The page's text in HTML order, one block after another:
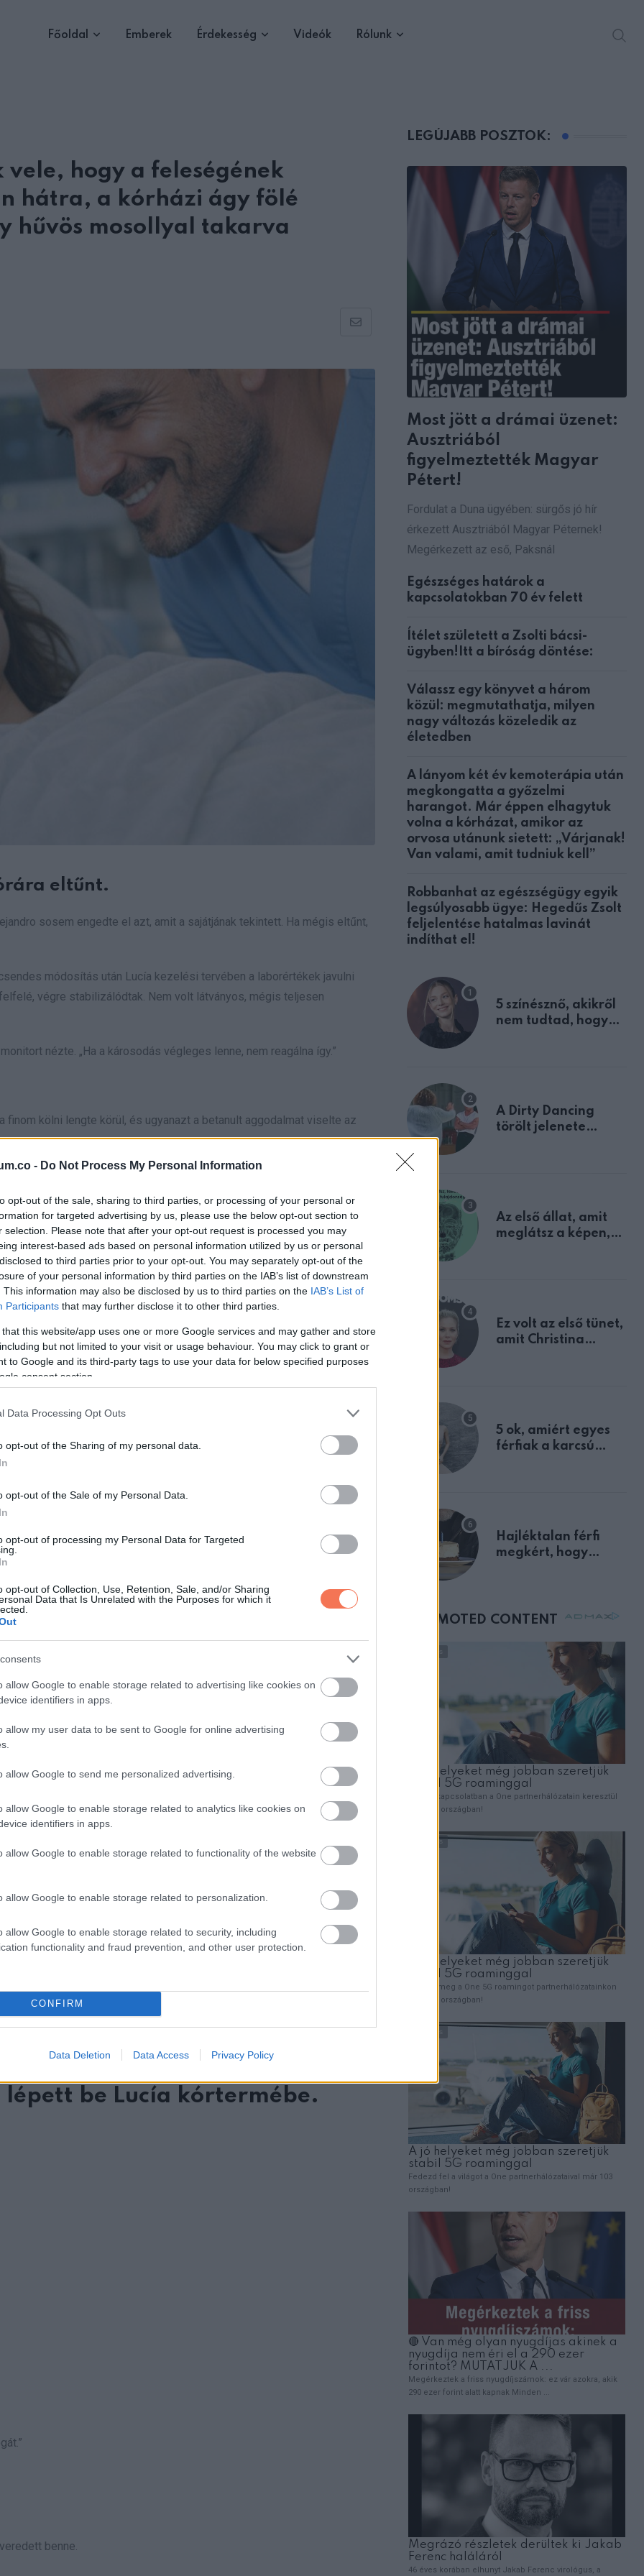
- Do Not Process My Personal Information
opt-out of the sale, sharing to third parties, or processing of your personal or
for targeted advertising by us, please use the below opt-out section to
selection. Please note that after your opt-out request is processed you may
interest-based ads based on personal information utilized by us or personal
to third parties prior to your opt-out. You may separately opt-out of the
of your personal information by third parties on the IAB’s list of downstream
This information may also be disclosed by us to third parties on the IAB’s List of
Participants that may further disclose it to other third parties.
that this website/app uses one or more Google services and may gather and store
but not limited to your visit or usage behaviour. You may click to grant or
to Google and its third-party tags to use your data for below specified purposes
consent section.
Data Processing Opt Outs
opt-out of the Sharing of my personal data.
opt-out of the Sale of my Personal Data.
opt-out of processing my Personal Data for Targeted
opt-out of Collection, Use, Retention, Sale, and/or Sharing
Data that Is Unrelated with the Purposes for which it
allow Google to enable storage related to advertising like cookies on
identifiers in apps.
allow my user data to be sent to Google for online advertising
allow Google to send me personalized advertising.
allow Google to enable storage related to analytics like cookies on
identifiers in apps.
allow Google to enable storage related to functionality of the website
allow Google to enable storage related to personalization.
allow Google to enable storage related to security, including
functionality and fraud prevention, and other user protection.
CONFIRM
Data Deletion Data Access Privacy Policy
Főoldal Emberek Érdekesség Videók Rólunk
hogy a feleségének
hátra, a kórházi ágy fölé
hűvös mosollyal takarva
Share
Email
eltűnt.
sosem engedte el azt, amit a sajátjának tekintett. Ha mégis eltűnt,
módosítás után Lucía kezelési tervében a laborértékek javulni
végre stabilizálódtak. Nem volt látványos, mégis teljesen
nézte. „Ha a károsodás végleges lenne, nem reagálna így.”
finom kölni lengte körül, és ugyanazt a betanult aggodalmat viselte az
Lucía viszont észrevette, amikor belépett a kórterembe.
vagy.”
rosszabbra fordulna.”
a magabiztossága.
félreállt, de a tekintete az infúziós pumpára csúszott. Carmen
néhány gyógyszerelési utasításban.”
a diagnózisnál, az ön aláírásával jóváhagyva.”
hagyatkoztam.”
lépett be Lucía kórtermébe.
benne.
LEGÚJABB POSZTOK:
Most jött a drámai üzenet:
Ausztriából
figyelmeztették Magyar
Pétert!
Fordulat a Duna ügyében: sürgős jó hír
érkezett Ausztriából Magyar Péternek!
Megérkezett az eső, Paksnál
Egészséges határok a
kapcsolatokban 70 év felett
Ítélet született a Zsolti bácsi-
ügyben!Itt a bíróság döntése:
Válassz egy könyvet a három
közül: megmutathatja, milyen
nagy változás közeledik az
életedben
A lányom két év kemoterápia után
megkongatta a győzelmi
harangot. Már éppen elhagytuk
volna a kórházat, amikor az
orvosa utánunk sietett: „Várjanak!
Van valami, amit tudniuk kell”
Robbanhat az egészségügy egyik
legsúlyosabb ügye: Hegedűs Zsolt
feljelentése hatalmas lavinát
indíthat el!
5 színésznő, akikről
nem tudtad, hogy
A Dirty Dancing
törölt jelenete
Az első állat, amit
meglátsz a képen,
Ez volt az első tünet,
amit Christina
5 ok, amiért egyes
férfiak a karcsú
Hajléktalan férfi
megkért, hogy
mellettem ült az első